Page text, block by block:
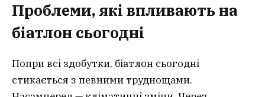
Проблеми, які впливають на
біатлон сьогодні
Попри всі здобутки, біатлон сьогодні
стикається з певними труднощами.